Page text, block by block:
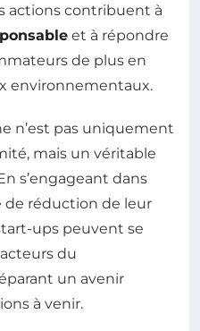
actions contribuent à
et à répondre
de plus en
environnementaux.
n’est pas uniquement
mais un véritable
s’engageant dans
de réduction de leur
ups peuvent se
du
un avenir
à venir.